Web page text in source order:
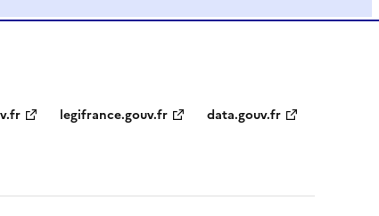
legifrance.gouv.fr data.gouv.fr